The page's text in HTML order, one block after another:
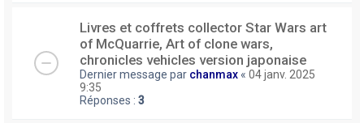
Livres et coffrets collector Star Wars art
of McQuarrie, Art of clone wars,
chronicles vehicles version japonaise
Dernier message par chanmax « 04 janv. 2025
9:35
Réponses : 3